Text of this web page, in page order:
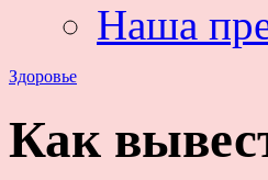
Наша
Здоровье
Как